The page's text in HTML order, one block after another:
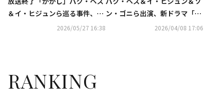
＆イ・ヒジュンら巡る事件、30
年越しの真実が明らかに【ネタ
2026/05/27 16:38
ン・ゴニら出演、新ドラマ「か
かし」団体ポスターを公開
2026/04/08 17:06
RANKING